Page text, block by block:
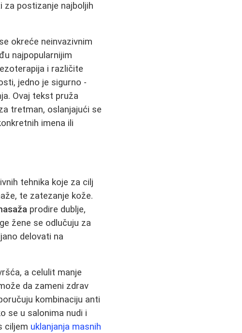
za postizanje najboljih
okreće neinvazivnim
najpopularnijim
i različite
jedno je sigurno -
Ovaj tekst pruža
tretman, oslanjajući se
imena ili
tehnika koje za cilj
te zatezanje kože.
prodire dublje,
žene se odlučuju za
delovati na
a celulit manje
da zameni zdrav
kombinaciju anti
se u salonima nudi i
ciljem uklanjanja masnih